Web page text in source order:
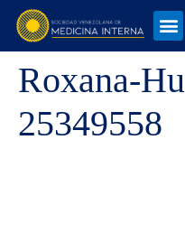
Roxana-
25349558